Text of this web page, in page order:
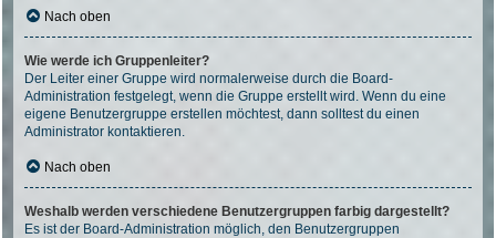
Nach oben
Wie werde ich Gruppenleiter?
Der Leiter einer Gruppe wird normalerweise durch die Board-
Administration festgelegt, wenn die Gruppe erstellt wird. Wenn du eine
eigene Benutzergruppe erstellen möchtest, dann solltest du einen
Administrator kontaktieren.
Nach oben
Weshalb werden verschiedene Benutzergruppen farbig dargestellt?
Es ist der Board-Administration möglich, den Benutzergruppen